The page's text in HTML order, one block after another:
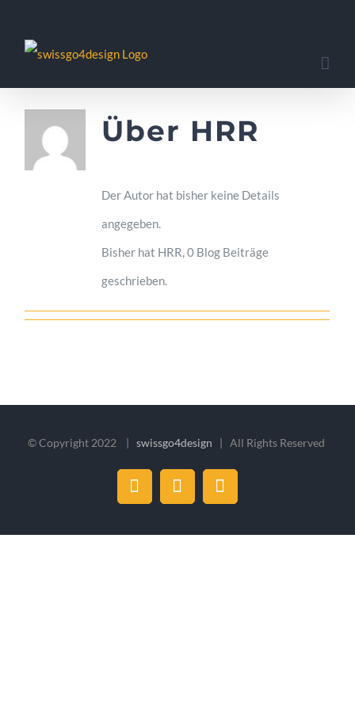
Inhalt
Über HRR
Der Autor hat bisher keine Details
angegeben.
Bisher hat HRR, 0 Blog Beiträge
geschrieben.
© Copyright 2022 | swissgo4design | All Rights Reserved
FacebookInstagramLinkedIn